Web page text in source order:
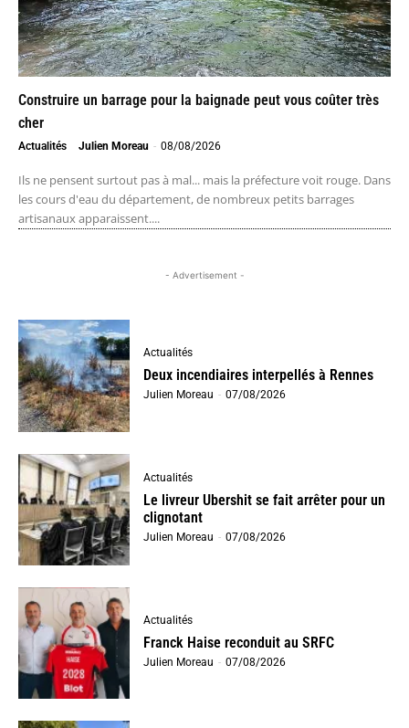
Construire un barrage pour la baignade peut vous coûter très
cher
Actualités Julien Moreau - 08/08/2026
Ils ne pensent surtout pas à mal... mais la préfecture voit rouge. Dans
les cours d'eau du département, de nombreux petits barrages
artisanaux apparaissent....
- Advertisement -
Actualités
Deux incendiaires interpellés à Rennes
Julien Moreau - 07/08/2026
Actualités
Le livreur Ubershit se fait arrêter pour un
clignotant
Julien Moreau - 07/08/2026
Actualités
Franck Haise reconduit au SRFC
Julien Moreau - 07/08/2026